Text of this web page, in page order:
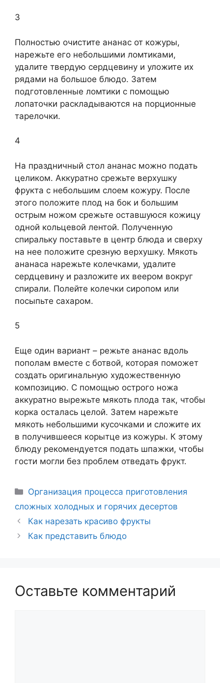
3
Полностью очистите ананас от кожуры,
нарежьте его небольшими ломтиками,
удалите твердую сердцевину и уложите их
рядами на большое блюдо. Затем
подготовленные ломтики с помощью
лопаточки раскладываются на порционные
тарелочки.
4
На праздничный стол ананас можно подать
целиком. Аккуратно срежьте верхушку
фрукта с небольшим слоем кожуру. После
этого положите плод на бок и большим
острым ножом срежьте оставшуюся кожицу
одной кольцевой лентой. Полученную
спиральку поставьте в центр блюда и сверху
на нее положите срезную верхушку. Мякоть
ананаса нарежьте колечками, удалите
сердцевину и разложите их веером вокруг
спирали. Полейте колечки сиропом или
посыпьте сахаром.
5
Еще один вариант – режьте ананас вдоль
пополам вместе с ботвой, которая поможет
создать оригинальную художественную
композицию. С помощью острого ножа
аккуратно вырежьте мякоть плода так, чтобы
корка осталась целой. Затем нарежьте
мякоть небольшими кусочками и сложите их
в получившееся корытце из кожуры. К этому
блюду рекомендуется подать шпажки, чтобы
гости могли без проблем отведать фрукт.
Рубрики
Организация процесса приготовления
сложных холодных и горячих десертов
Навигация
записи
Как нарезать красиво фрукты
Как представить блюдо
Оставьте комментарий